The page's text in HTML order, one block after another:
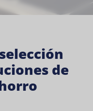
de